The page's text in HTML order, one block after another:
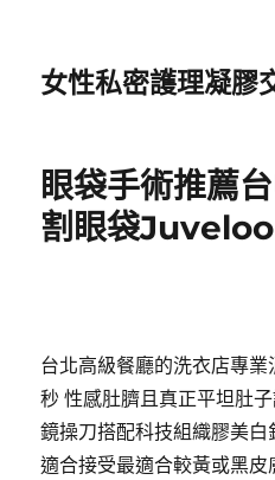
女性私密護理凝膠
眼袋手術推薦
割眼袋
台北高級餐廳的洗衣店專
秒 性感肚臍且真正平坦肚
鏡操刀搭配科技組織膠美
適合接受最適合較黃或黑